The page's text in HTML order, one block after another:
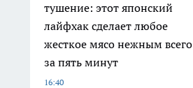
тушение: этот японский
лайфхак сделает любое
жесткое мясо нежным всего
за пять минут
16:40